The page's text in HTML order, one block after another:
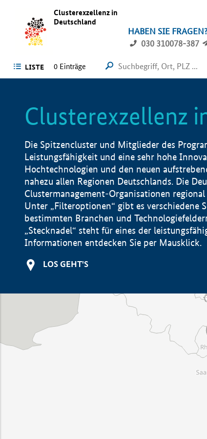
Clusterexzellenz in
Deutschland
HABEN SIE FRAGEN?
030 310078-387
LISTE 0 Einträge
Clusterexzellenz
Die Spitzencluster und Mitglieder des
Leistungsfähigkeit und eine sehr hohe
Hochtechnologien und den neuen
nahezu allen Regionen Deutschlands. Die
Clustermanagement-Organisationen
Unter „Filteroptionen“ gibt es verschiedene
bestimmten Branchen und
„Stecknadel“ steht für eines der
Informationen entdecken Sie per Mausklick.
LOS GEHT'S